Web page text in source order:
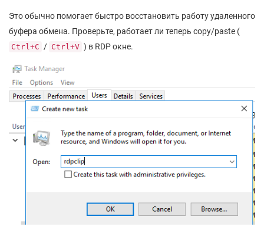
Это обычно помогает быстро восстановить работу удаленного
буфера обмена. Проверьте, работает ли теперь copy/paste (
Ctrl+C / Ctrl+V ) в RDP окне.